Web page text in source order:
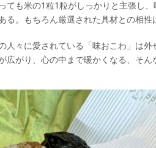
ても米の1粒1粒がしっかりと主張し
。もちろん厳選された具材との相性
人々に愛されている「味おこわ」は外
広がり、心の中まで暖かくなる、そん